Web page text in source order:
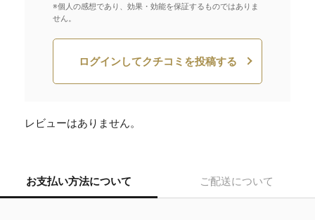
※個人の感想であり、効果・効能を保証するものではありま
せん。
ログインしてクチコミを投稿する
レビューはありません。
お支払い方法について ご配送について